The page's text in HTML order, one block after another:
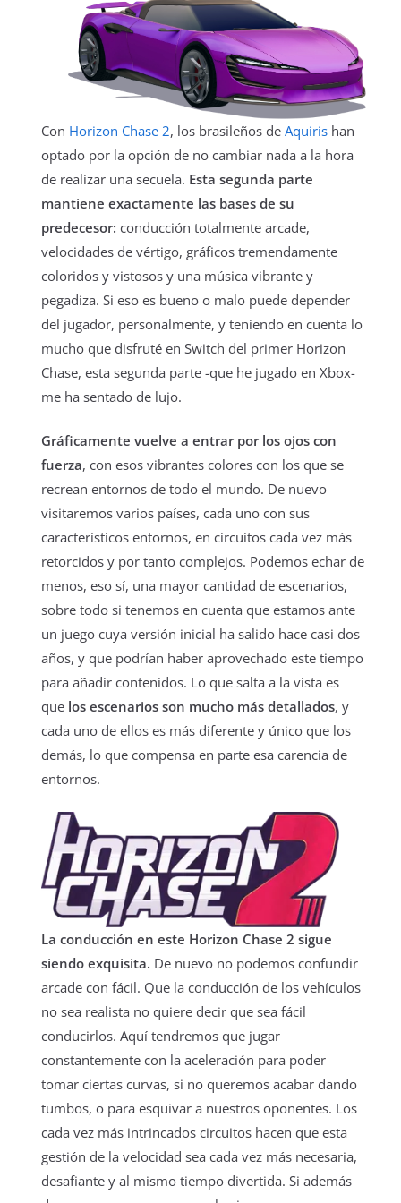
Con Horizon Chase 2, los brasileños de Aquiris han
optado por la opción de no cambiar nada a la hora
de realizar una secuela. Esta segunda parte
mantiene exactamente las bases de su
predecesor: conducción totalmente arcade,
velocidades de vértigo, gráficos tremendamente
coloridos y vistosos y una música vibrante y
pegadiza. Si eso es bueno o malo puede depender
del jugador, personalmente, y teniendo en cuenta lo
mucho que disfruté en Switch del primer Horizon
Chase, esta segunda parte -que he jugado en Xbox-
me ha sentado de lujo.
Gráficamente vuelve a entrar por los ojos con
fuerza, con esos vibrantes colores con los que se
recrean entornos de todo el mundo. De nuevo
visitaremos varios países, cada uno con sus
característicos entornos, en circuitos cada vez más
retorcidos y por tanto complejos. Podemos echar de
menos, eso sí, una mayor cantidad de escenarios,
sobre todo si tenemos en cuenta que estamos ante
un juego cuya versión inicial ha salido hace casi dos
años, y que podrían haber aprovechado este tiempo
para añadir contenidos. Lo que salta a la vista es
que los escenarios son mucho más detallados, y
cada uno de ellos es más diferente y único que los
demás, lo que compensa en parte esa carencia de
entornos.
La conducción en este Horizon Chase 2 sigue
siendo exquisita. De nuevo no podemos confundir
arcade con fácil. Que la conducción de los vehículos
no sea realista no quiere decir que sea fácil
conducirlos. Aquí tendremos que jugar
constantemente con la aceleración para poder
tomar ciertas curvas, si no queremos acabar dando
tumbos, o para esquivar a nuestros oponentes. Los
cada vez más intrincados circuitos hacen que esta
gestión de la velocidad sea cada vez más necesaria,
desafiante y al mismo tiempo divertida. Si además